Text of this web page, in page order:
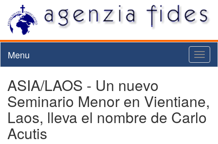
Menu
ASIA/LAOS - Un nuevo
Seminario Menor en Vientiane,
Laos, lleva el nombre de Carlo
Acutis